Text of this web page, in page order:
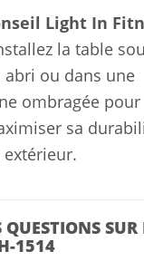
Light In
la table
abri ou dans une
ombragée pour
sa
extérieur.
QUESTIONS SUR
1514